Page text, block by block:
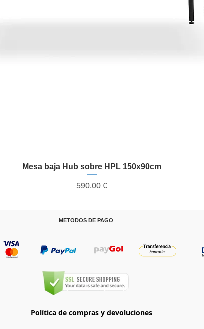
Vista rápida
Mesa baja Hub sobre HPL 150x90cm
Precio
590,00 €
METODOS DE PAGO
Política de compras y devoluciones